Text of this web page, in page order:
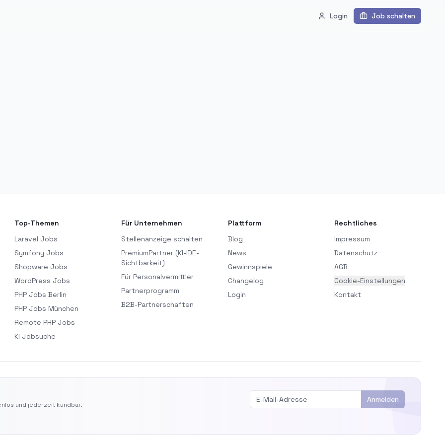
Login Job schalten
Top-Themen
Laravel Jobs
Symfony Jobs
Shopware Jobs
WordPress Jobs
PHP Jobs Berlin
PHP Jobs München
Remote PHP Jobs
KI Jobsuche
Für Unternehmen
Stellenanzeige schalten
PremiumPartner (KI-IDE-
Sichtbarkeit)
Für Personalvermittler
Partnerprogramm
B2B-Partnerschaften
Plattform
Blog
News
Gewinnspiele
Changelog
Login
Rechtliches
Impressum
Datenschutz
AGB
Cookie-Einstellungen
Kontakt
und jederzeit kündbar.
Anmelden